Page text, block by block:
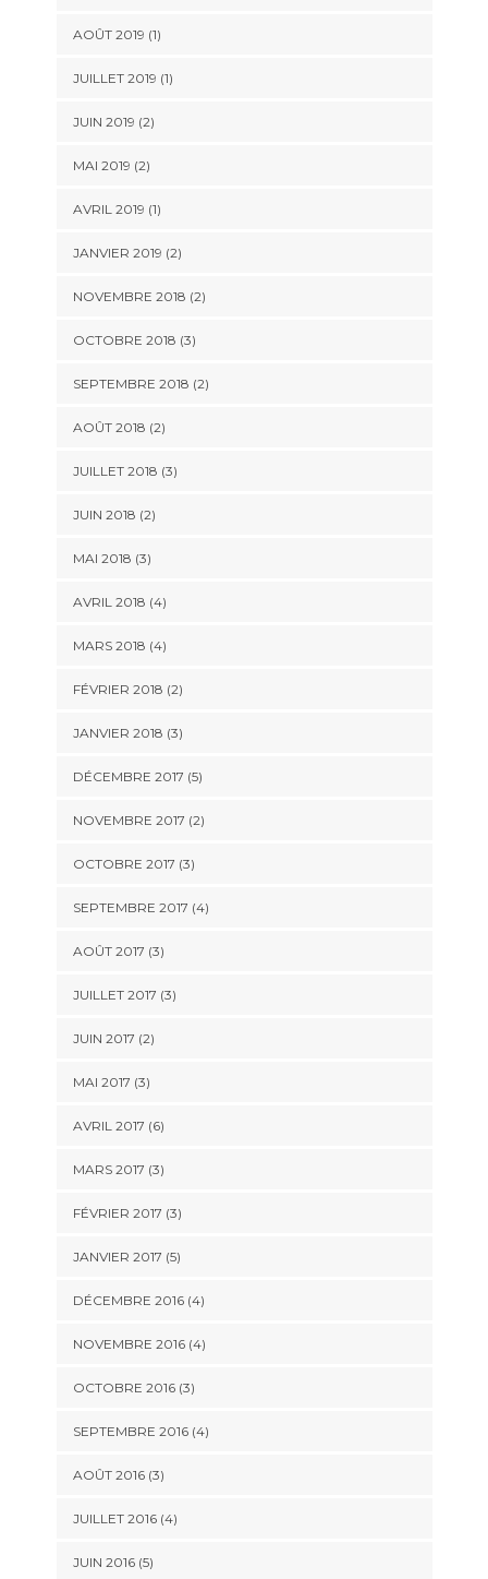
AOÛT 2019 (1)
JUILLET 2019 (1)
JUIN 2019 (2)
MAI 2019 (2)
AVRIL 2019 (1)
JANVIER 2019 (2)
NOVEMBRE 2018 (2)
OCTOBRE 2018 (3)
SEPTEMBRE 2018 (2)
AOÛT 2018 (2)
JUILLET 2018 (3)
JUIN 2018 (2)
MAI 2018 (3)
AVRIL 2018 (4)
MARS 2018 (4)
FÉVRIER 2018 (2)
JANVIER 2018 (3)
DÉCEMBRE 2017 (5)
NOVEMBRE 2017 (2)
OCTOBRE 2017 (3)
SEPTEMBRE 2017 (4)
AOÛT 2017 (3)
JUILLET 2017 (3)
JUIN 2017 (2)
MAI 2017 (3)
AVRIL 2017 (6)
MARS 2017 (3)
FÉVRIER 2017 (3)
JANVIER 2017 (5)
DÉCEMBRE 2016(4)
NOVEMBRE 2016(4)
OCTOBRE 2016(3)
SEPTEMBRE 2016(4)
AOÛT 2016(3)
JUILLET 2016(4)
JUIN 2016(5)